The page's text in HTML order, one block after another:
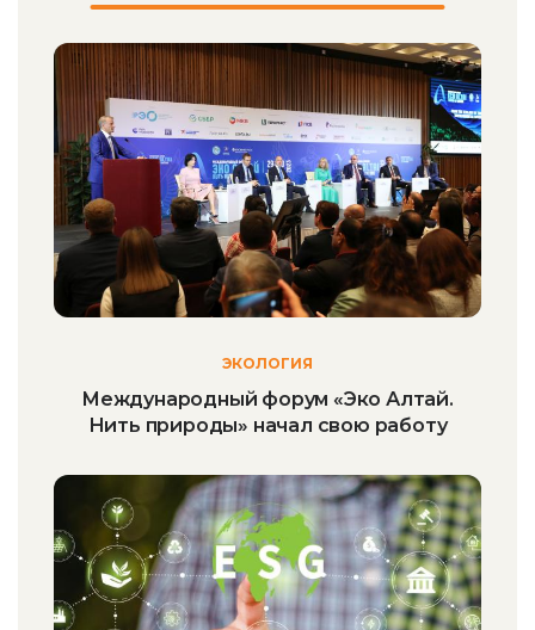
ЭКОЛОГИЯ
Международный форум «Эко Алтай.
Нить природы» начал свою работу